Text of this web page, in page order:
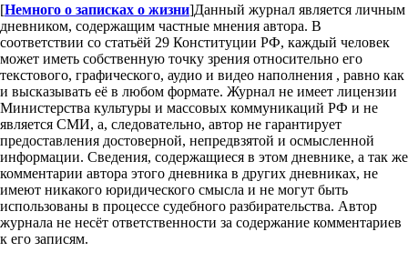
[Немного о записках о жизни]Данный журнал является личным
дневником, содержащим частные мнения автора. В
соответствии со статьёй 29 Конституции РФ, каждый человек
может иметь собственную точку зрения относительно его
текстового, графического, аудио и видео наполнения , равно как
и высказывать её в любом формате. Журнал не имеет лицензии
Министерства культуры и массовых коммуникаций РФ и не
является СМИ, а, следовательно, автор не гарантирует
предоставления достоверной, непредвзятой и осмысленной
информации. Сведения, содержащиеся в этом дневнике, а так же
комментарии автора этого дневника в других дневниках, не
имеют никакого юридического смысла и не могут быть
использованы в процессе судебного разбирательства. Автор
журнала не несёт ответственности за содержание комментариев
к его записям.